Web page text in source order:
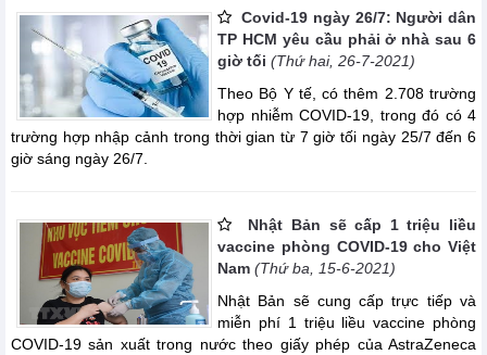
Covid-19 ngày 26/7: Người dân
TP HCM yêu cầu phải ở nhà sau 6
giờ tối (Thứ hai, 26-7-2021)
Theo Bộ Y tế, có thêm 2.708 trường
hợp nhiễm COVID-19, trong đó có 4
trường hợp nhập cảnh trong thời gian từ 7 giờ tối ngày 25/7 đến 6
giờ sáng ngày 26/7.
Nhật Bản sẽ cấp 1 triệu liều
vaccine phòng COVID-19 cho Việt
Nam (Thứ ba, 15-6-2021)
Nhật Bản sẽ cung cấp trực tiếp và
miễn phí 1 triệu liều vaccine phòng
COVID-19 sản xuất trong nước theo giấy phép của AstraZeneca